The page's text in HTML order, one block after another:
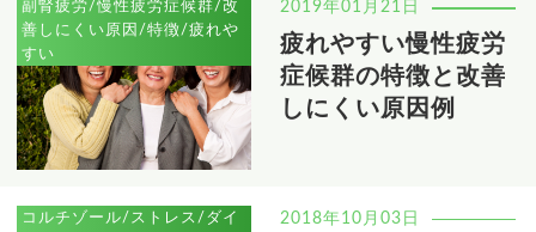
副腎疲労/慢性疲労症候群/改
善しにくい原因/特徴/疲れや
すい
2019年01月21日
疲れやすい慢性疲労
症候群の特徴と改善
しにくい原因例
コルチゾール/ストレス/ダイ
2018年10月03日